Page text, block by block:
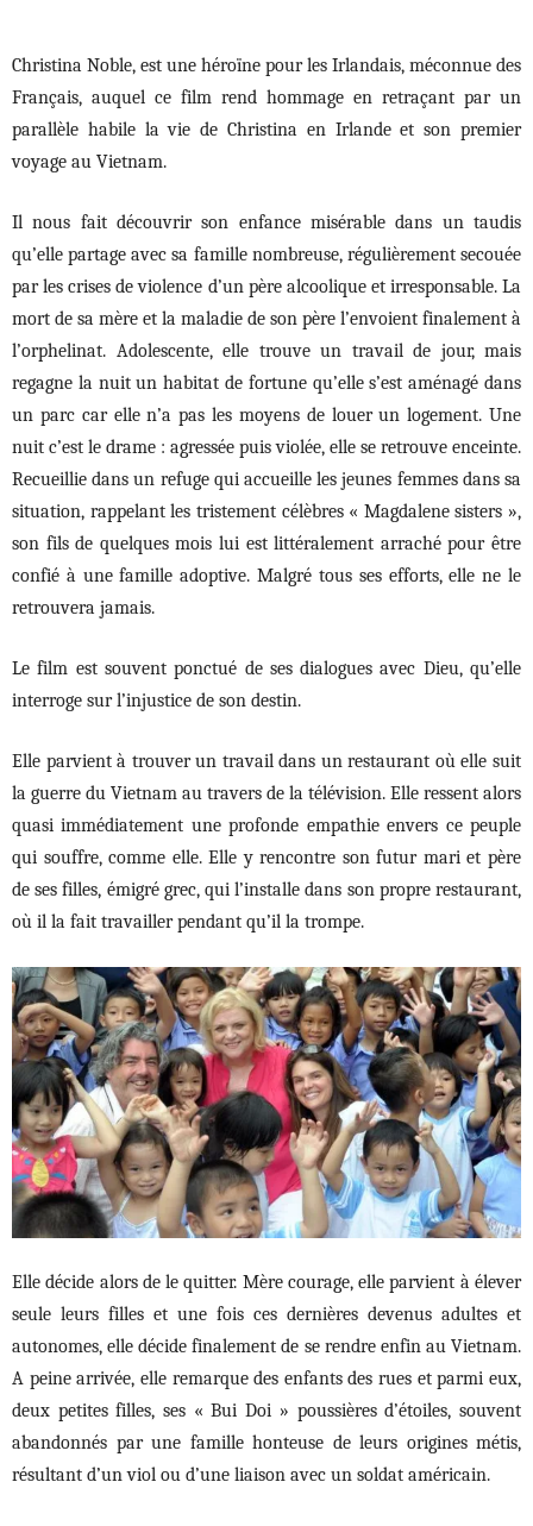
Christina Noble, est une héroïne pour les Irlandais, méconnue des
Français, auquel ce film rend hommage en retraçant par un
parallèle habile la vie de Christina en Irlande et son premier
voyage au Vietnam.
Il nous fait découvrir son enfance misérable dans un taudis
qu’elle partage avec sa famille nombreuse, régulièrement secouée
par les crises de violence d’un père alcoolique et irresponsable. La
mort de sa mère et la maladie de son père l’envoient finalement à
l’orphelinat. Adolescente, elle trouve un travail de jour, mais
regagne la nuit un habitat de fortune qu’elle s’est aménagé dans
un parc car elle n’a pas les moyens de louer un logement. Une
nuit c’est le drame : agressée puis violée, elle se retrouve enceinte.
Recueillie dans un refuge qui accueille les jeunes femmes dans sa
situation, rappelant les tristement célèbres « Magdalene sisters »,
son fils de quelques mois lui est littéralement arraché pour être
confié à une famille adoptive. Malgré tous ses efforts, elle ne le
retrouvera jamais.
Le film est souvent ponctué de ses dialogues avec Dieu, qu’elle
interroge sur l’injustice de son destin.
Elle parvient à trouver un travail dans un restaurant où elle suit
la guerre du Vietnam au travers de la télévision. Elle ressent alors
quasi immédiatement une profonde empathie envers ce peuple
qui souffre, comme elle. Elle y rencontre son futur mari et père
de ses filles, émigré grec, qui l’installe dans son propre restaurant,
où il la fait travailler pendant qu’il la trompe.
Elle décide alors de le quitter. Mère courage, elle parvient à élever
seule leurs filles et une fois ces dernières devenus adultes et
autonomes, elle décide finalement de se rendre enfin au Vietnam.
A peine arrivée, elle remarque des enfants des rues et parmi eux,
deux petites filles, ses « Bui Doi » poussières d’étoiles, souvent
abandonnés par une famille honteuse de leurs origines métis,
résultant d’un viol ou d’une liaison avec un soldat américain.